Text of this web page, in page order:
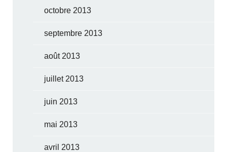
octobre 2013
septembre 2013
août 2013
juillet 2013
juin 2013
mai 2013
avril 2013